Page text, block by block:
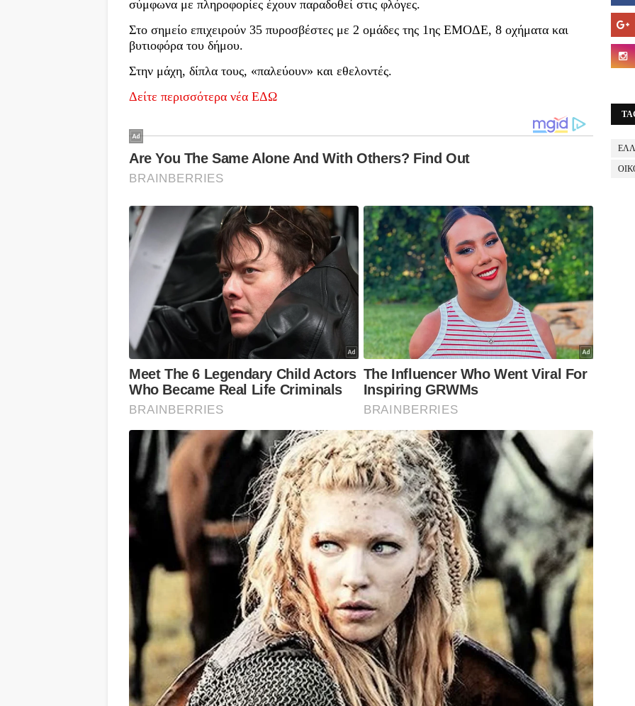
σύμφωνα με πληροφορίες έχουν παραδοθεί στις φλόγες.
Στο σημείο επιχειρούν 35 πυροσβέστες με 2 ομάδες της 1ης ΕΜΟΔΕ, 8 οχήματα και
βυτιοφόρα του δήμου.
Στην μάχη, δίπλα τους, «παλεύουν» και εθελοντές.
Δείτε περισσότερα νέα ΕΔΩ